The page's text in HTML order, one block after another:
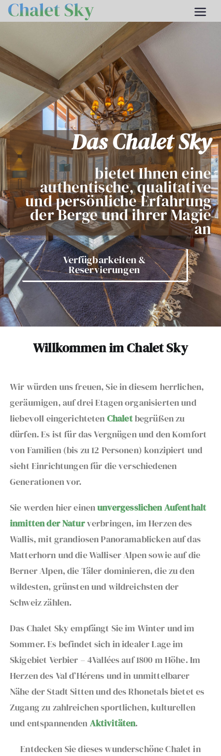
Chalet Sky
Chalet 12 personnes dans le Valais
Das Chalet Sky
bietet Ihnen eine
authentische, qualitative
und persönliche Erfahrung
der Berge und ihrer Magie
an
Verfügbarkeiten &
Reservierungen
Willkommen im Chalet Sky
Wir würden uns freuen, Sie in diesem herrlichen,
geräumigen, auf drei Etagen organisierten und
liebevoll eingerichteten Chaletbegrüßen zu
dürfen. Es ist für das Vergnügen und den Komfort
von Familien (bis zu 12 Personen) konzipiert und
sieht Einrichtungen für die verschiedenen
Generationen vor.
Sie werden hier einenunvergesslichen Aufenthalt
inmitten der Naturverbringen, im Herzen des
Wallis, mit grandiosen Panoramablicken auf das
Matterhorn und die Walliser Alpen sowie auf die
Berner Alpen, die Täler dominieren, die zu den
wildesten, grünsten und wildreichsten der
Schweiz zählen.
Das Chalet Sky empfängt Sie im Winter und im
Sommer. Es befindet sich in idealer Lage im
Skigebiet Verbier – 4Vallées auf 1800 m Höhe. Im
Herzen des Val d’Hérens und in unmittelbarer
Nähe der Stadt Sitten und des Rhonetals bietet es
Zugang zu zahlreichen sportlichen, kulturellen
und entspannenden Aktivitäten.
Entdecken Sie dieses wunderschöne Chalet in